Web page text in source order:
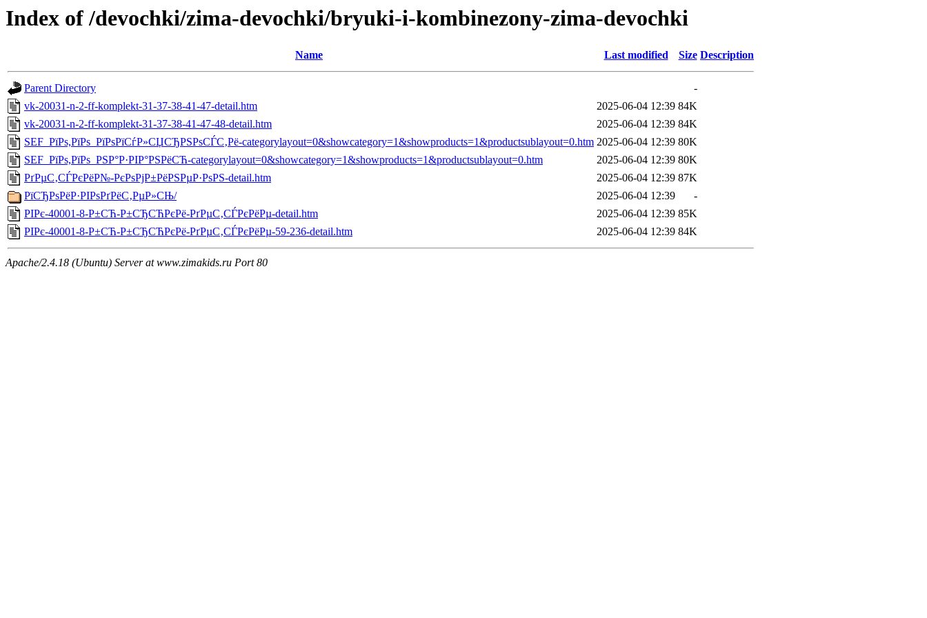
Index of /devochki/zima-devochki/bryuki-i-kombinezony-zima-devochki
Name Last modified Size Description
Parent Directory
-
vk-20031-n-2-ff-komplekt-31-37-38-41-47-detail.htm
2025-06-04 12:39 84K
vk-20031-n-2-ff-komplekt-31-37-38-41-47-48-detail.htm
2025-06-04 12:39 84K
SEF_РїРѕ,РїРѕ_РїРѕРїСѓР»СЏСЂРЅРѕСЃС‚Рё-categorylayout=0&showcategory=1&showproducts=1&productsublayout=0.htm 2025-06-04 12:39 80K
SEF_РїРѕ,РїРѕ_РЅР°Р·РІР°РЅРёСЋ-categorylayout=0&showcategory=1&showproducts=1&productsublayout=0.htm
2025-06-04 12:39 80K
РґРµС‚СЃРєРёР№-РєРѕРјР±РёРЅРµР·РѕРЅ-detail.htm
2025-06-04 12:39 87K
РїСЂРѕРёР·РІРѕРґРёС‚РµР»СЊ/
2025-06-04 12:39
-
РІРє-40001-8-Р±СЋ-Р±СЂСЋРєРё-РґРµС‚СЃРєРёРµ-detail.htm
2025-06-04 12:39 85K
РІРє-40001-8-Р±СЋ-Р±СЂСЋРєРё-РґРµС‚СЃРєРёРµ-59-236-detail.htm
2025-06-04 12:39 84K
Apache/2.4.18 (Ubuntu) Server at www.zimakids.ru Port 80